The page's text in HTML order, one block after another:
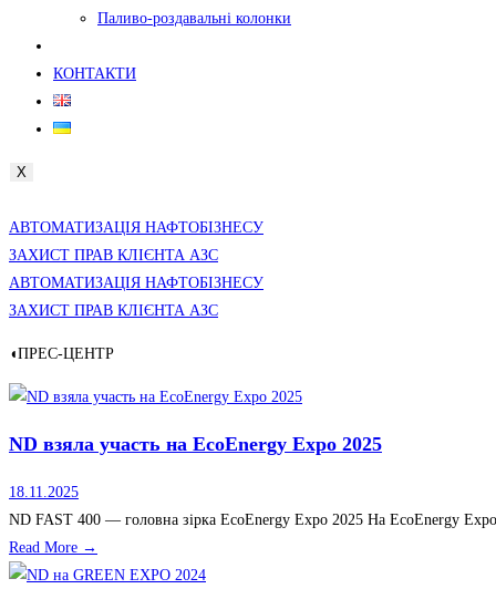
Паливо-роздавальні колонки
КОНТАКТИ
X
АВТОМАТИЗАЦІЯ НАФТОБІЗНЕСУ
ЗАХИСТ ПРАВ КЛІЄНТА АЗС
АВТОМАТИЗАЦІЯ НАФТОБІЗНЕСУ
ЗАХИСТ ПРАВ КЛІЄНТА АЗС
◖ПРЕС-ЦЕНТР
ND взяла участь на EcoEnergy Expo 2025
18.11.2025
ND FAST 400 — головна зірка EcoEnergy Expo 2025 На EcoEnergy
Read More →